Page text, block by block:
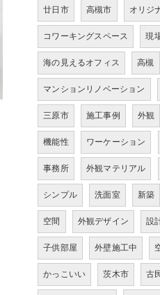
廿日市 高槻市 オリジ
コワーキングスペース 現
海の見えるオフィス 高槻
マンションリノベーション
三原市 施工事例 外観
機能性 ワーケーション
事務所 外観マテリアル
シンプル 洗面室 新築
空間 外観デザイン 設
子供部屋 外壁施工中
かっこいい 茨木市 古